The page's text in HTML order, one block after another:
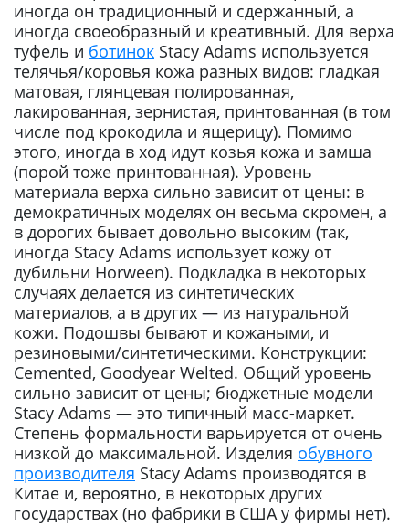
иногда он традиционный и сдержанный, а
иногда своеобразный и креативный. Для верха
туфель и ботинок Stacy Adams используется
телячья/коровья кожа разных видов: гладкая
матовая, глянцевая полированная,
лакированная, зернистая, принтованная (в том
числе под крокодила и ящерицу). Помимо
этого, иногда в ход идут козья кожа и замша
(порой тоже принтованная). Уровень
материала верха сильно зависит от цены: в
демократичных моделях он весьма скромен, а
в дорогих бывает довольно высоким (так,
иногда Stacy Adams использует кожу от
дубильни Horween). Подкладка в некоторых
случаях делается из синтетических
материалов, а в других — из натуральной
кожи. Подошвы бывают и кожаными, и
резиновыми/синтетическими. Конструкции:
Cemented, Goodyear Welted. Общий уровень
сильно зависит от цены; бюджетные модели
Stacy Adams — это типичный масс-маркет.
Степень формальности варьируется от очень
низкой до максимальной. Изделия обувного
производителя Stacy Adams производятся в
Китае и, вероятно, в некоторых других
государствах (но фабрики в США у фирмы нет).